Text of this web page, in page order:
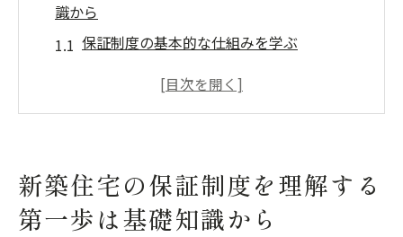
識から
保証制度の基本的な仕組みを学ぶ
茨城県における保証制度の特徴を知る
保証書の読み方と注意点
茨城県特有の気候に対応する新築保証制度の重
新築住宅の保証制度を理解する
第一歩は基礎知識から